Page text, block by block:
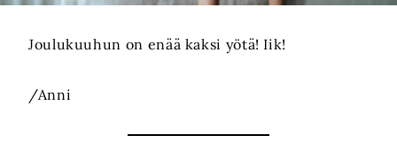
Joulukuuhun on enää kaksi yötä! Iik!
/Anni